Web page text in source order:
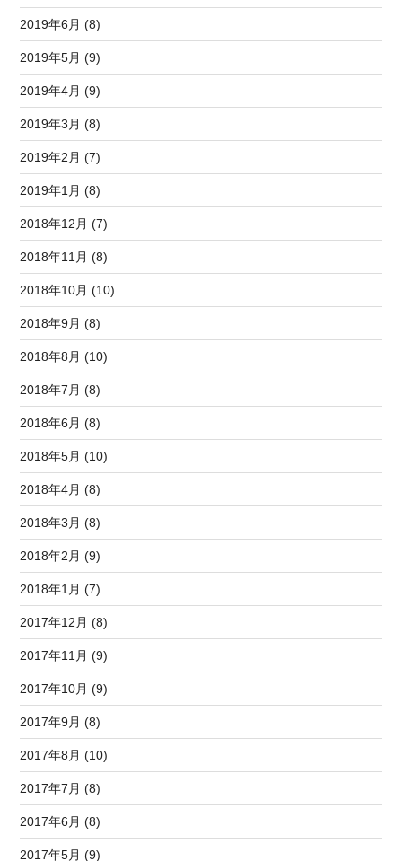
2019年6月 (8)
2019年5月 (9)
2019年4月 (9)
2019年3月 (8)
2019年2月 (7)
2019年1月 (8)
2018年12月 (7)
2018年11月 (8)
2018年10月 (10)
2018年9月 (8)
2018年8月 (10)
2018年7月 (8)
2018年6月 (8)
2018年5月 (10)
2018年4月 (8)
2018年3月 (8)
2018年2月 (9)
2018年1月 (7)
2017年12月 (8)
2017年11月 (9)
2017年10月 (9)
2017年9月 (8)
2017年8月 (10)
2017年7月 (8)
2017年6月 (8)
2017年5月 (9)